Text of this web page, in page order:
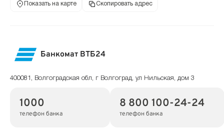
Показать на карте Скопировать адрес
Банкомат ВТБ24
400081, Волгоградская обл, г Волгоград, ул Нильская, дом 3
1000
телефон банка
8 800 100-24-24
телефон банка